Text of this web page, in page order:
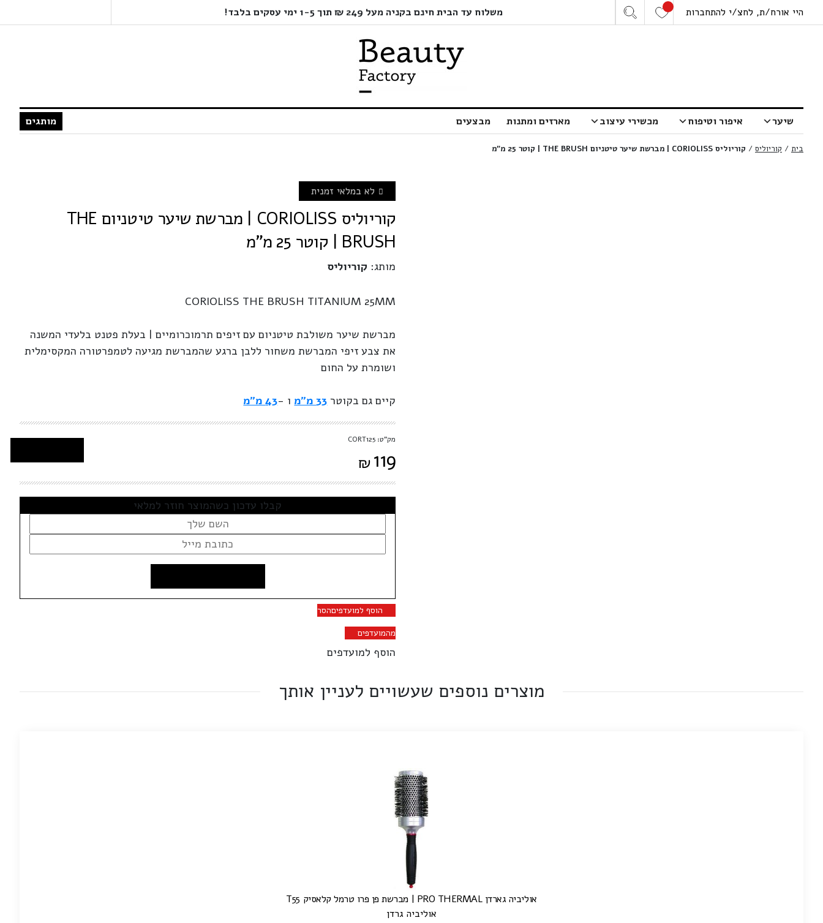
היי אורח/ת, לחצ/י להתחברות משלוח עד הבית חינם בקניה מעל 249 ₪ תוך 1-5 ימי עסקים בלבד!
שיער איפור וטיפוח מכשירי עיצוב מארזים ומתנות מבצעים מותגים
בית / קוריוליס / קוריוליס CORIOLISS | מברשת שיער טיטניום THE BRUSH | קוטר 25 מ”מ
לא במלאי זמנית
קוריוליס CORIOLISS | מברשת שיער טיטניום THE
BRUSH | קוטר 25 מ"מ
מותג: קוריוליס
CORIOLISS THE BRUSH TITANIUM 25MM
מברשת שיער משולבת טיטניום עם זיפים תרמוכרומיים | בעלת פטנט בלעדי המשנה
את צבע זיפי המברשת משחור ללבן ברגע שהמברשת מגיעה לטמפרטורה המקסימלית
ושומרת על החום
קיים גם בקוטר 33 מ"מ ו -43 מ"מ
מק"ט: CORT125
₪119
קבלו עדכון כשהמוצר חוזר למלאי
הוסף למועדפיםהסר
מהמועדפים
הוסף למועדפים
מוצרים נוספים שעשויים לעניין אותך
אוליביה גארדן PRO THERMAL | מברשת פן פרו טרמל קלאסיק T55
אוליביה גרדן